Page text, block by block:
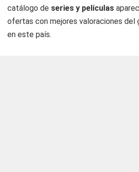
catálogo de series y películas
ofertas con mejores valoraciones del
en este país.